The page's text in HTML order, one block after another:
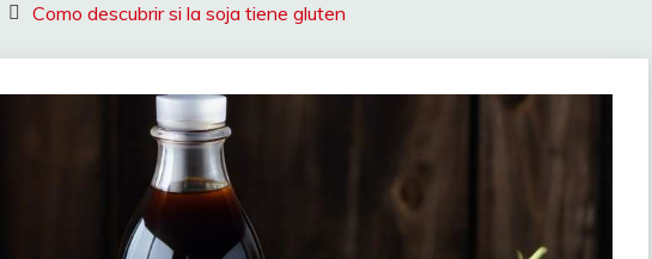
Como descubrir si la soja tiene gluten